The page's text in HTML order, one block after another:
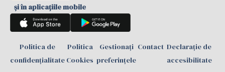
și în aplicațiile mobile
Politica de
confidențialitate
Politica
Cookies
Gestionați
preferințele
Contact Declarație de
accesibilitate